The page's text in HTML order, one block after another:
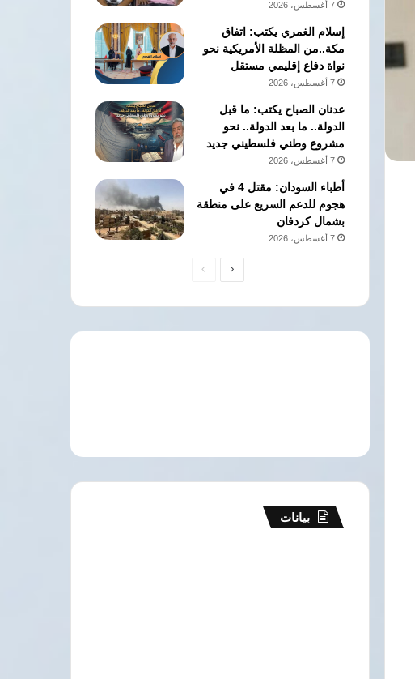
7 أغسطس، 2026
إسلام الغمري يكتب: اتفاق
مكة..من المظلة الأمريكية نحو
نواة دفاع إقليمي مستقل
7 أغسطس، 2026
عدنان الصباح يكتب: ما قبل
الدولة.. ما بعد الدولة.. نحو
مشروع وطني فلسطيني جديد
7 أغسطس، 2026
أطباء السودان: مقتل 4 في
هجوم للدعم السريع على منطقة
بشمال كردفان
7 أغسطس، 2026
الصفحةالصفحة
بيانات